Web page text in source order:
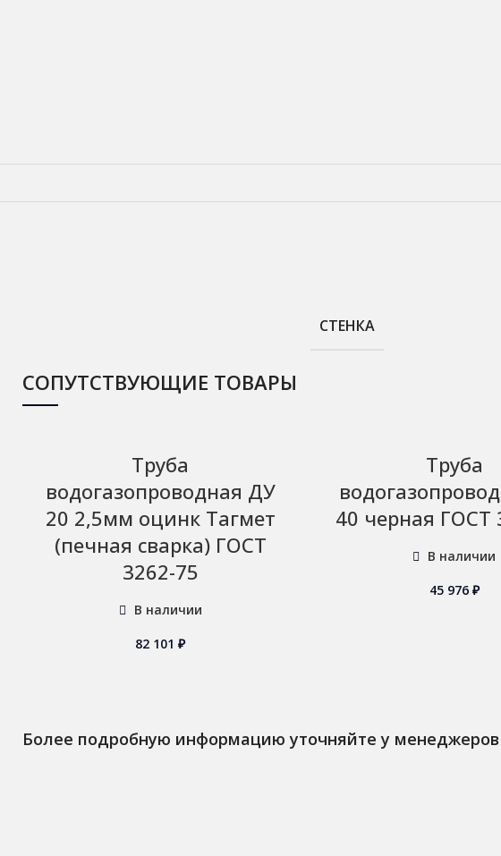
СТЕНКА
СОПУТСТВУЮЩИЕ ТОВАРЫ
Труба
водогазопроводная ДУ
20 2,5мм оцинк Тагмет
(печная сварка) ГОСТ
3262-75
В наличии
82 101₽
Труба
40 черная ГОСТ
В наличии
45 976 ₽
Более подробную информацию уточняйте у